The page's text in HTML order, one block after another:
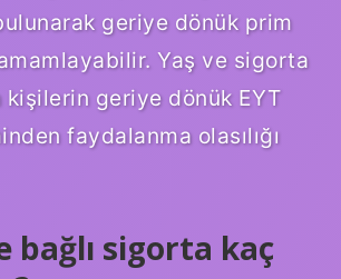
geriye dönük prim
Yaş ve sigorta
kişilerin geriye dönük EYT
faydalanma olasılığı
bağlı sigorta kaç